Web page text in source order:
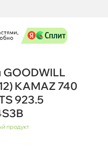
KAMAZ 740
923.5
продукт
Список